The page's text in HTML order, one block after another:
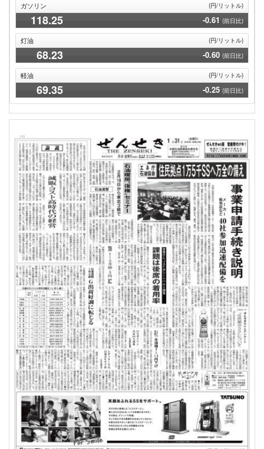
ガソリン
(円/リットル)
118.25 -0.61 (前日比)
灯油 (円/リットル)
68.23 -0.60 (前日比)
軽油 (円/リットル)
69.35 -0.25 (前日比)